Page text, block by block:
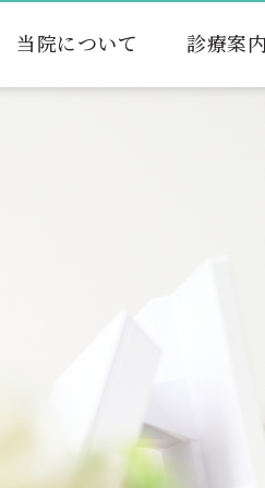
当院について 診療案内